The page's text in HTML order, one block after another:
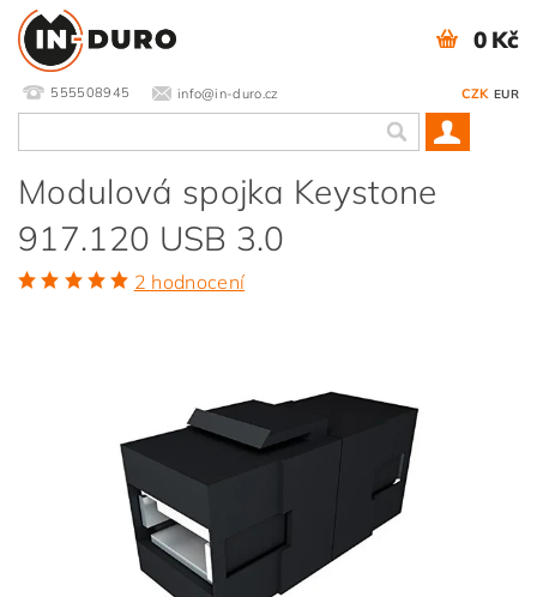
555508945 info@in-duro.cz CZK EUR
0 Kč
Modulová spojka Keystone
917.120 USB 3.0
2 hodnocení